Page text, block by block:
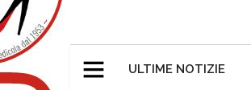
ULTIME NOTIZIE